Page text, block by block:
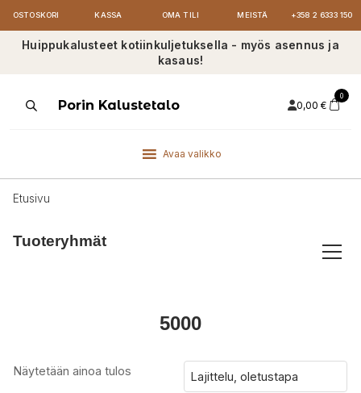
OSTOSKORI KASSA OMA TILI MEISTÄ +358 2 6333 150
Huippukalusteet kotiinkuljetuksella - myös asennus ja
kasaus!
ProductsPorin Kalustetalo 0,00 €
0
Avaa valikko
Etusivu
Tuoteryhmät
5000
Näytetään ainoa tulos